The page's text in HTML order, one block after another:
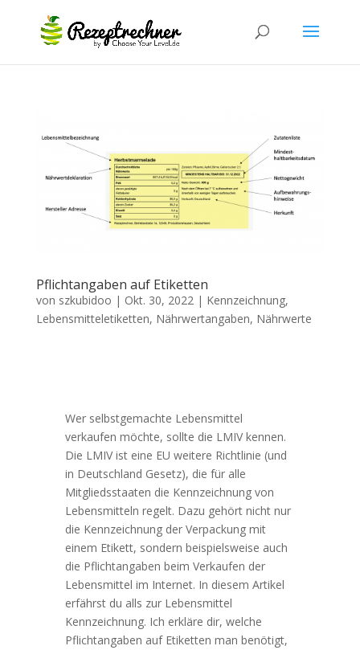
Pflichtangaben auf Etiketten
von szkubidoo | Okt. 30, 2022| Kennzeichnung,
Lebensmitteletiketten, Nährwertangaben, Nährwerte
Wer selbstgemachte Lebensmittel
verkaufen möchte, sollte die LMIV kennen.
Die LMIV ist eine EU weitere Richtlinie (und
in Deutschland Gesetz), die für alle
Mitgliedsstaaten die Kennzeichnung von
Lebensmitteln regelt. Dazu gehört nicht nur
die Kennzeichnung der Verpackung mit
einem Etikett, sondern beispielsweise auch
die Pflichtangaben beim Verkaufen der
Lebensmittel im Internet. In diesem Artikel
erfährst du alls zur Lebensmittel
Kennzeichnung. Ich erkläre dir, welche
Pflichtangaben auf Etiketten man benötigt,